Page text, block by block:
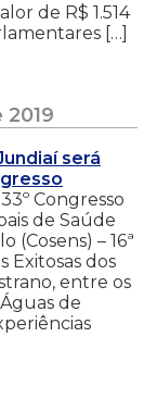
de R$ 1.514
[…]
será
Congresso
de Saúde
(Cosens) – 16ª
Exitosas dos
entre os
de